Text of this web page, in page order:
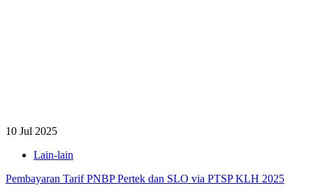
10 Jul 2025
Lain-lain
Pembayaran Tarif PNBP Pertek dan SLO via PTSP KLH 2025